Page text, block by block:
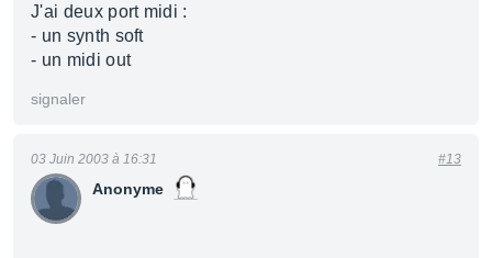
J'ai deux port midi :
- un synth soft
- un midi out
signaler
Anonyme
03 Juin 2003 à 16:31 #13